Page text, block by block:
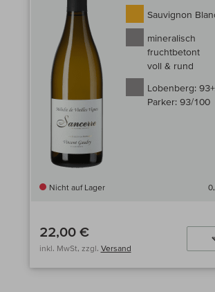
Sauvignon
mineralisch
fruchtbetont
voll & rund
Lobenberg:
Parker: 93/100
Nicht auf Lager
22,00 €
inkl. MwSt, zzgl. Versand